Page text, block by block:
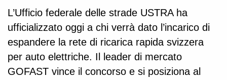
L’Ufficio federale delle strade USTRA ha
ufficializzato oggi a chi verrà dato l’incarico di
espandere la rete di ricarica rapida svizzera
per auto elettriche. Il leader di mercato
GOFAST vince il concorso e si posiziona al